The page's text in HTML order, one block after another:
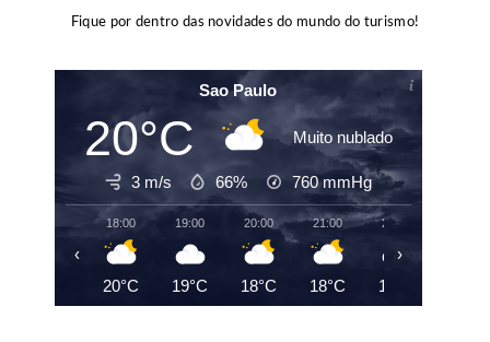
Fique por dentro das novidades do mundo do turismo!
Sao Paulo
20°C Muito nublado
3 m/s 66% 760mmHg
18:00
20°C
19:00
19°C
20:00
18°C
21:00
18°C
22:00
18°C
‹ ›